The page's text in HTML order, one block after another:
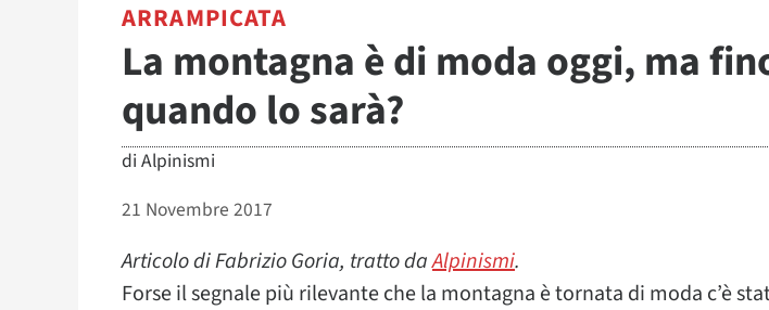
ARRAMPICATA
La montagna è di moda oggi, ma
quando lo sarà?
di Alpinismi
21 Novembre 2017
Articolo di Fabrizio Goria, tratto daAlpinismi.
Forse il segnale più rilevante che la montagna è tornata di moda c’è